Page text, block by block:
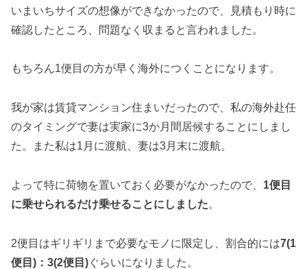
いまいちサイズの想像ができなかったので、見積もり時に
確認したところ、問題なく収まると言われました。
もちろん1便目の方が早く海外につくことになります。
我が家は賃貸マンション住まいだったので、私の海外赴任
のタイミングで妻は実家に3か月間居候することにしまし
た。また私は1月に渡航、妻は3月末に渡航。
よって特に荷物を置いておく必要がなかったので、 1便目
に乗せられるだけ乗せることにしました。
2便目はギリギリまで必要なモノに限定し、割合的には7(1
便目)：3(2便目)ぐらいになりました。